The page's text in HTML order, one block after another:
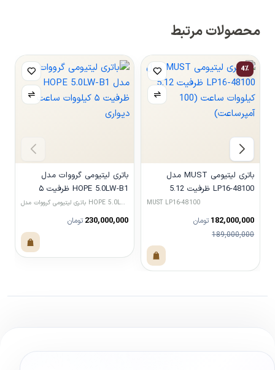
محصولات مرتبط
4٪
باتری لیتیومی MUST مدل
LP16-48100 ظرفیت 5.12
MUST LP16-48100
182,000,000 تومان
189,000,000
باتری لیتیومی گرووات مدل
HOPE 5.0LW-B1 ظرفیت ۵
کیلووات ساعت دیواری
باتری لیتیومی گرووات مدل HOPE 5.0LW-B1 ظرفیت ۵ کیلووات
230,000,000 تومان